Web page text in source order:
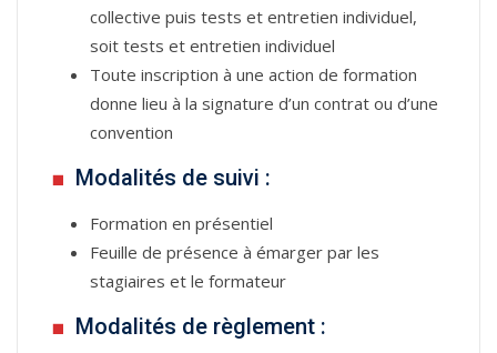
collective puis tests et entretien individuel,
soit tests et entretien individuel
Toute inscription à une action de formation
donne lieu à la signature d’un contrat ou d’une
convention
■ Modalités de suivi :
Formation en présentiel
Feuille de présence à émarger par les
stagiaires et le formateur
■ Modalités de règlement :